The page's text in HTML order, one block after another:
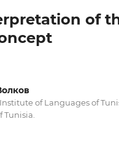
of
of Languages of
Tunisia.